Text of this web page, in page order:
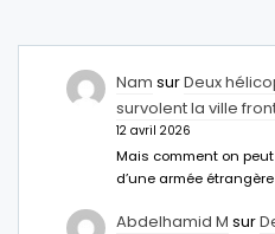
Nam surDeux
survolent la ville
12 avril 2026
Mais comment on
d’une armée
Abdelhamid M sur